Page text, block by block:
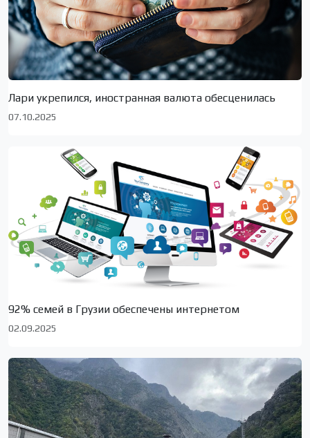
Лари укрепился, иностранная валюта обесценилась
07.10.2025
92% семей в Грузии обеспечены интернетом
02.09.2025